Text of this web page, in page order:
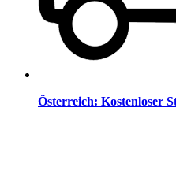
Österreich: Kostenloser